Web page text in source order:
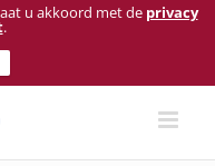
u akkoord met de privacy
.